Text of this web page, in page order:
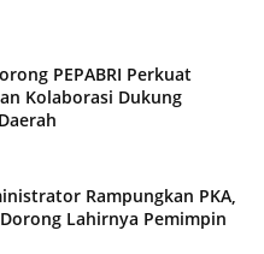
PEPABRI Perkuat
Kolaborasi Dukung
Rampungkan PKA,
Lahirnya Pemimpin